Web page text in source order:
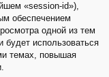
«session-id»),
обеспечением
одной из тем
использоваться
темах, повышая